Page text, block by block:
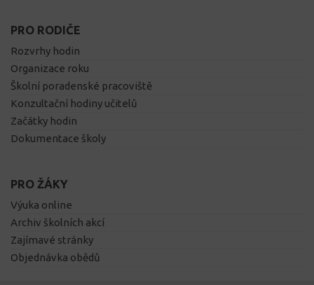
PRO RODIČE
Rozvrhy hodin
Organizace roku
Školní poradenské pracoviště
Konzultační hodiny učitelů
Začátky hodin
Dokumentace školy
PRO ŽÁKY
Výuka online
Archiv školních akcí
Zajímavé stránky
Objednávka obědů